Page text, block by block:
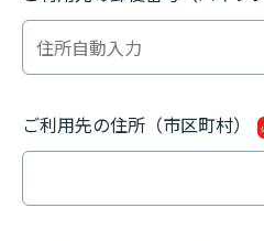
ご利用先の住所（市区町村）